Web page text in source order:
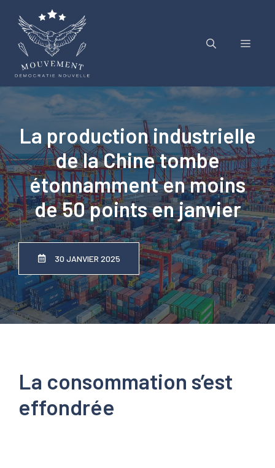
contenu
Menu
La production industrielle
de la Chine tombe
étonnamment en moins
de 50 points en janvier
30 JANVIER 2025
La consommation s’est
effondrée